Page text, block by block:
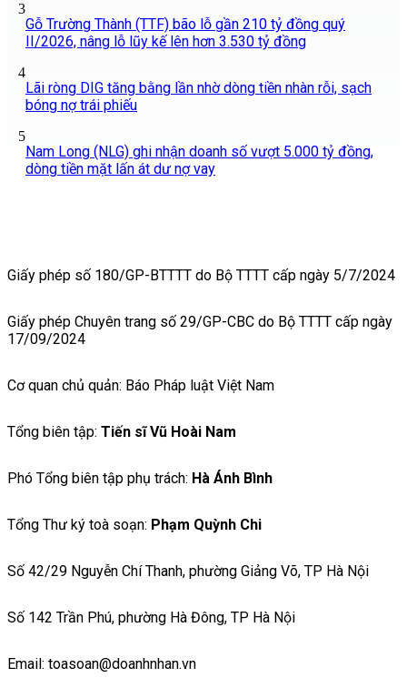
3
Gỗ Trường Thành (TTF) bão lỗ gần 210 tỷ đồng quý
II/2026, nâng lỗ lũy kế lên hơn 3.530 tỷ đồng
4
Lãi ròng DIG tăng bằng lần nhờ dòng tiền nhàn rỗi, sạch
bóng nợ trái phiếu
5
Nam Long (NLG) ghi nhận doanh số vượt 5.000 tỷ đồng,
dòng tiền mặt lấn át dư nợ vay
Giấy phép số 180/GP-BTTTT do Bộ TTTT cấp ngày 5/7/2024
Giấy phép Chuyên trang số 29/GP-CBC do Bộ TTTT cấp ngày
17/09/2024
Cơ quan chủ quản: Báo Pháp luật Việt Nam
Tổng biên tập: Tiến sĩ Vũ Hoài Nam
Phó Tổng biên tập phụ trách: Hà Ánh Bình
Tổng Thư ký toà soạn: Phạm Quỳnh Chi
Số 42/29 Nguyễn Chí Thanh, phường Giảng Võ, TP Hà Nội
Số 142 Trần Phú, phường Hà Đông, TP Hà Nội
Email: toasoan@doanhnhan.vn